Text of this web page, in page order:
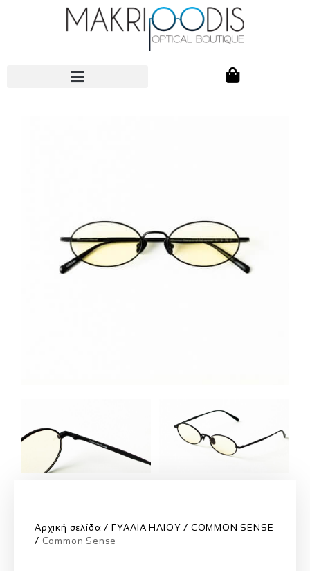
Αρχική σελίδα ΓΥΑΛΙΑ ΗΛΙΟΥ
COMMON SENSE
Common Sense